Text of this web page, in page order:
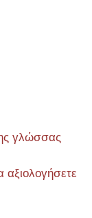
γλώσσας
αξιολογήσετε